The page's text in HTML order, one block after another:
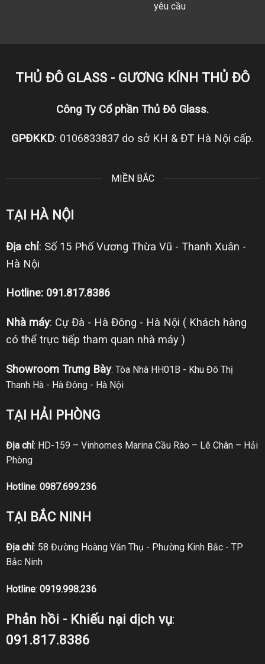
yêu cầu
THỦ ĐÔ GLASS - GƯƠNG KÍNH THỦ ĐÔ
Công Ty Cổ phần Thủ Đô Glass.
GPĐKKD: 0106833837 do sở KH & ĐT Hà Nội cấp.
MIỀN BẮC
TẠI HÀ NỘI
Địa chỉ: Số 15 Phố Vương Thừa Vũ - Thanh Xuân -
Hà Nội
Hotline: 091.817.8386
Nhà máy: Cự Đà - Hà Đông - Hà Nội ( Khách hàng
có thể trực tiếp tham quan nhà máy )
Showroom Trưng Bày: Tòa Nhà HH01B - Khu Đô Thị
Thanh Hà - Hà Đông - Hà Nội
TẠI HẢI PHÒNG
Địa chỉ: HD-159 – Vinhomes Marina Cầu Rào – Lê Chân – Hải
Phòng
Hotline: 0987.699.236
TẠI BẮC NINH
Địa chỉ: 58 Đường Hoàng Văn Thụ - Phường Kinh Bắc - TP
Bắc Ninh
Hotline: 0919.998.236
Phản hồi - Khiếu nại dịch vụ:
091.817.8386